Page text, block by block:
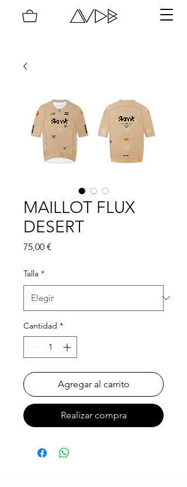
MAILLOT FLUX
DESERT
75,00 €
Talla *
Cantidad *
Agregar al carrito
Realizar compra